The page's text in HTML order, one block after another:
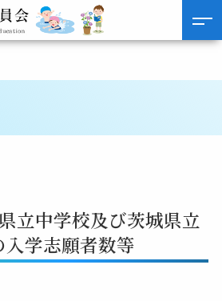
立中学校及び茨城県立
学志願者数等